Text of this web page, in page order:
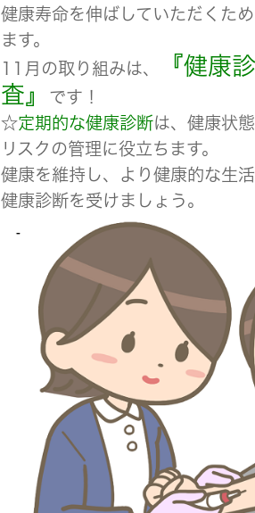
健康寿命を伸ばしていただくた
ます。
11月の取り組みは、
『健康
査』
です！
☆定期的な健康診断は、健康状
リスクの管理に役立ちます。
健康を維持し、より健康的な生
健康診断を受けましょう。